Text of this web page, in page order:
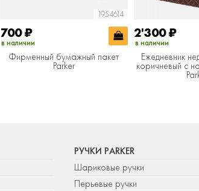
1954614
700₽
в наличии
Фирменный бумажный пакет
Parker
2'300₽
в наличии
Ежедневник
коричневый c
РУЧКИ PARKER
Шариковые ручки
Перьевые ручки